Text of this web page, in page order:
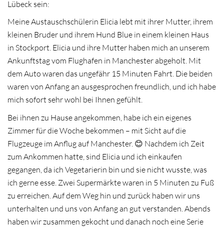
Lübeck sein:
Meine Austauschschülerin Elicia lebt mit ihrer Mutter, ihrem
kleinen Bruder und ihrem Hund Blue in einem kleinen Haus
in Stockport. Elicia und ihre Mutter haben mich an unserem
Ankunftstag vom Flughafen in Manchester abgeholt. Mit
dem Auto waren das ungefähr 15 Minuten Fahrt. Die beiden
waren von Anfang an ausgesprochen freundlich, und ich habe
mich sofort sehr wohl bei Ihnen gefühlt.
Bei ihnen zu Hause angekommen, habe ich ein eigenes
Zimmer für die Woche bekommen – mit Sicht auf die
Flugzeuge im Anflug auf Manchester. 😊 Nachdem ich Zeit
zum Ankommen hatte, sind Elicia und ich einkaufen
gegangen, da ich Vegetarierin bin und sie nicht wusste, was
ich gerne esse. Zwei Supermärkte waren in 5 Minuten zu Fuß
zu erreichen. Auf dem Weg hin und zurück haben wir uns
unterhalten und uns von Anfang an gut verstanden. Abends
haben wir zusammen gekocht und danach noch eine Serie